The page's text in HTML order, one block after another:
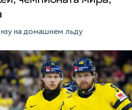
на домашнем льду